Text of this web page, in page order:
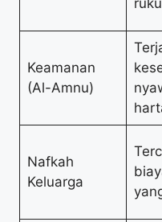
Keamanan
(Al-Amnu)
Nafkah
Keluarga